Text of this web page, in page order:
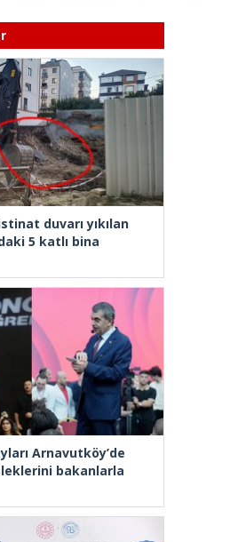
duvarı yıkılan
5 katlı bina
Arnavutköy’de
bakanlarla